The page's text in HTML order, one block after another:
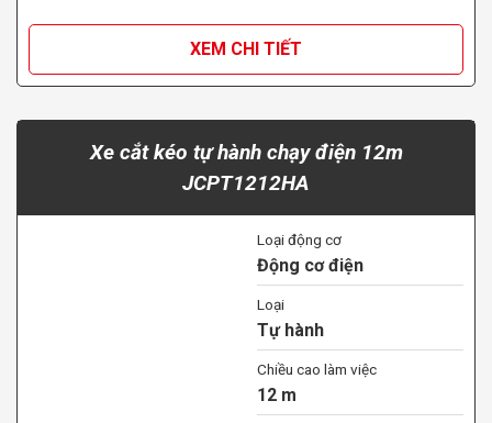
XEM CHI TIẾT
Xe cắt kéo tự hành chạy điện 12m
JCPT1212HA
Loại động cơ
Động cơ điện
Loại
Tự hành
Chiều cao làm việc
12 m